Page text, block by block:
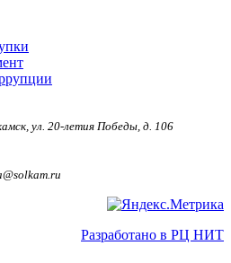
ул. 20-летия Победы, д. 106
Разработано в РЦ НИТ